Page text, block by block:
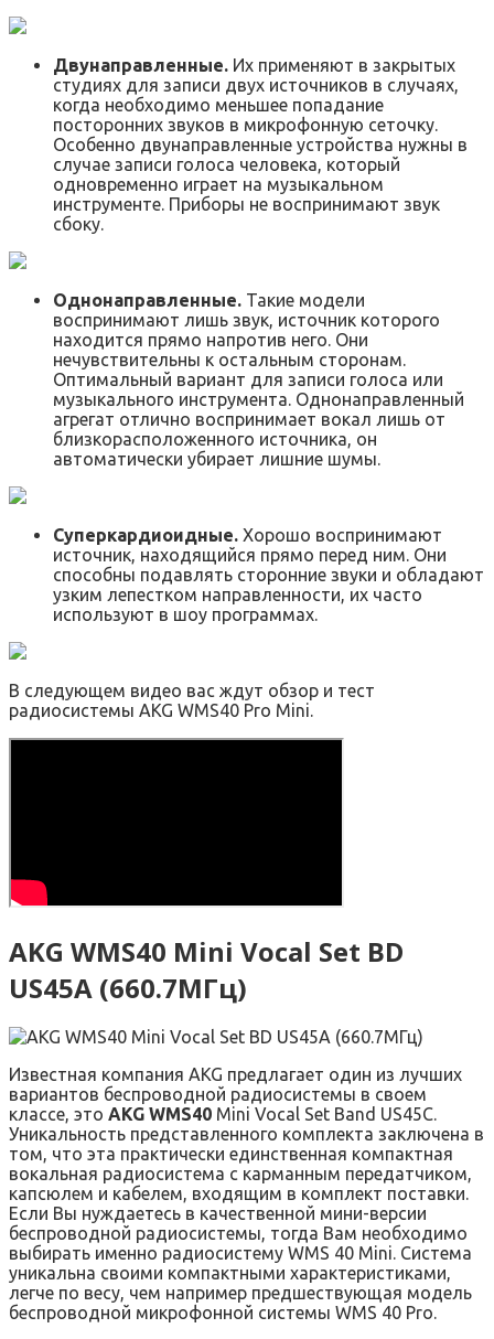
Двунаправленные. Их применяют в закрытых
студиях для записи двух источников в случаях,
когда необходимо меньшее попадание
посторонних звуков в микрофонную сеточку.
Особенно двунаправленные устройства нужны в
случае записи голоса человека, который
одновременно играет на музыкальном
инструменте. Приборы не воспринимают звук
сбоку.
Однонаправленные. Такие модели
воспринимают лишь звук, источник которого
находится прямо напротив него. Они
нечувствительны к остальным сторонам.
Оптимальный вариант для записи голоса или
музыкального инструмента. Однонаправленный
агрегат отлично воспринимает вокал лишь от
близкорасположенного источника, он
автоматически убирает лишние шумы.
Суперкардиоидные. Хорошо воспринимают
источник, находящийся прямо перед ним. Они
способны подавлять сторонние звуки и обладают
узким лепестком направленности, их часто
используют в шоу программах.
В следующем видео вас ждут обзор и тест
радиосистемы AKG WMS40 Pro Mini.
AKG WMS40 Mini Vocal Set BD
US45A (660.7МГц)
Известная компания AKG предлагает один из лучших
вариантов беспроводной радиосистемы в своем
классе, это AKG WMS40 Mini Vocal Set Band US45C.
Уникальность представленного комплекта заключена в
том, что эта практически единственная компактная
вокальная радиосистема с карманным передатчиком,
капсюлем и кабелем, входящим в комплект поставки.
Если Вы нуждаетесь в качественной мини-версии
беспроводной радиосистемы, тогда Вам необходимо
выбирать именно радиосистему WMS 40 Mini. Система
уникальна своими компактными характеристиками,
легче по весу, чем например предшествующая модель
беспроводной микрофонной системы WMS 40 Pro.